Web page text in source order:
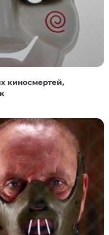
киносмертей,